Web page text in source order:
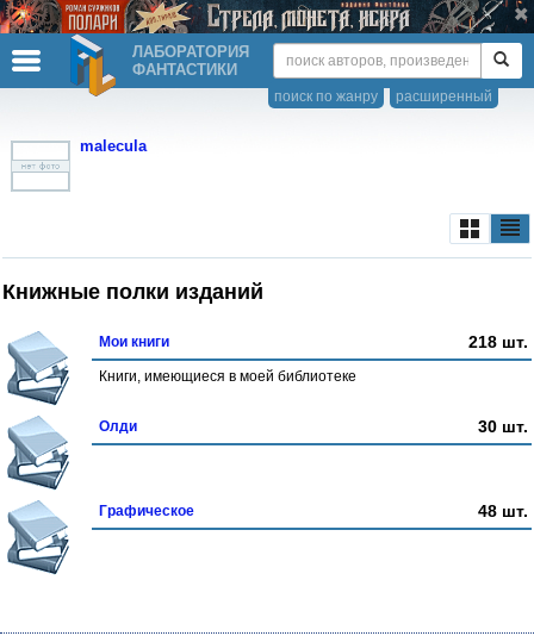
ЛАБОРАТОРИЯ
ФАНТАСТИКИ
расширенный
поиск по жанру
malecula
Книжные полки изданий
Мои книги 218 шт.
Книги, имеющиеся в моей библиотеке
Олди 30 шт.
Графическое 48 шт.